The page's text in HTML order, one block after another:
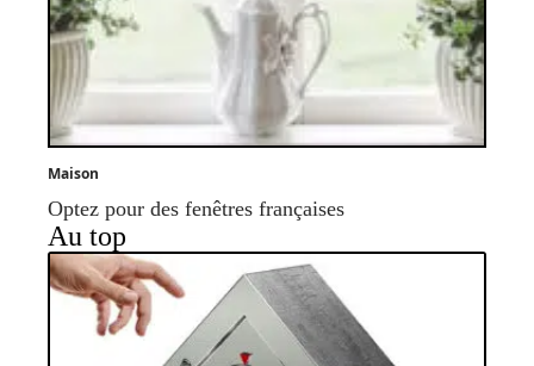
Maison
Optez pour des fenêtres françaises
Au top